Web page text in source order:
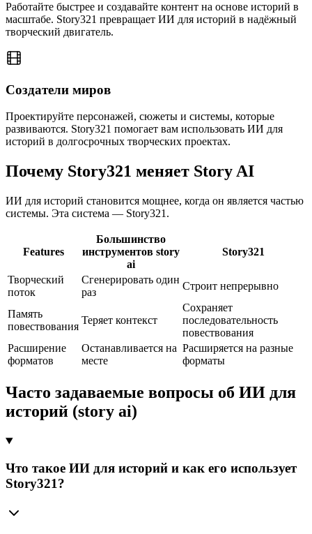
Работайте быстрее и создавайте контент на основе историй в
масштабе. Story321 превращает ИИ для историй в надёжный
творческий двигатель.
Создатели миров
Проектируйте персонажей, сюжеты и системы, которые
развиваются. Story321 помогает вам использовать ИИ для
историй в долгосрочных творческих проектах.
Почему Story321 меняет Story AI
ИИ для историй становится мощнее, когда он является частью
системы. Эта система — Story321.
Features
Большинство
инструментов story
ai
Story321
Творческий
поток
Сгенерировать один
раз
Строит непрерывно
Память
повествования
Теряет контекст
Сохраняет
последовательность
повествования
Расширение
форматов
Останавливается на
месте
Расширяется на разные
форматы
Часто задаваемые вопросы об ИИ для
историй (story ai)
Что такое ИИ для историй и как его использует
Story321?